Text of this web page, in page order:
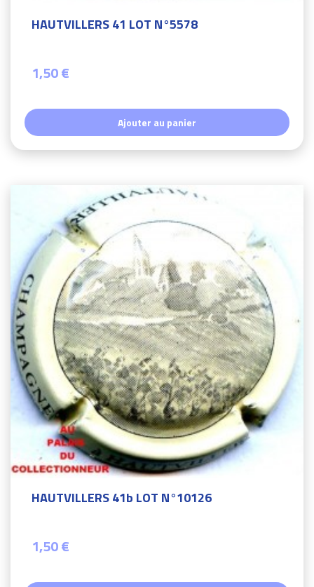
HAUTVILLERS 41 LOT N°5578
1,50 €
Ajouter au panier
HAUTVILLERS 41b LOT N°10126
1,50 €